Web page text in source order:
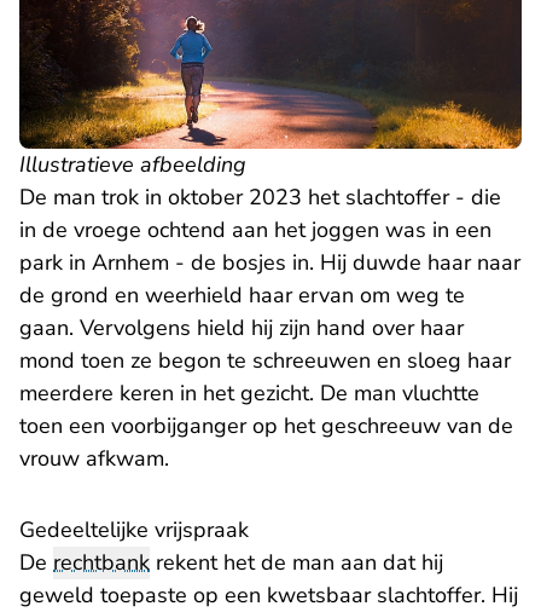
Illustratieve afbeelding
De man trok in oktober 2023 het slachtoffer - die
in de vroege ochtend aan het joggen was in een
park in Arnhem - de bosjes in. Hij duwde haar naar
de grond en weerhield haar ervan om weg te
gaan. Vervolgens hield hij zijn hand over haar
mond toen ze begon te schreeuwen en sloeg haar
meerdere keren in het gezicht. De man vluchtte
toen een voorbijganger op het geschreeuw van de
vrouw afkwam.
Gedeeltelijke vrijspraak
De rechtbank rekent het de man aan dat hij
geweld toepaste op een kwetsbaar slachtoffer. Hij